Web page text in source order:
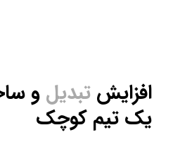
افزایش تبدیل و
یک تیم کوچک